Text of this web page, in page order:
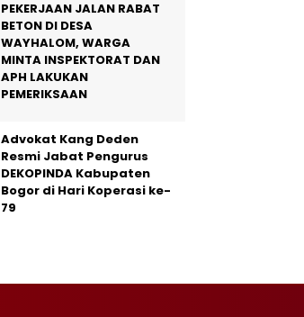
PEKERJAAN JALAN RABAT
BETON DI DESA
WAYHALOM, WARGA
MINTA INSPEKTORAT DAN
APH LAKUKAN
PEMERIKSAAN
Advokat Kang Deden
Resmi Jabat Pengurus
DEKOPINDA Kabupaten
Bogor di Hari Koperasi ke-
79